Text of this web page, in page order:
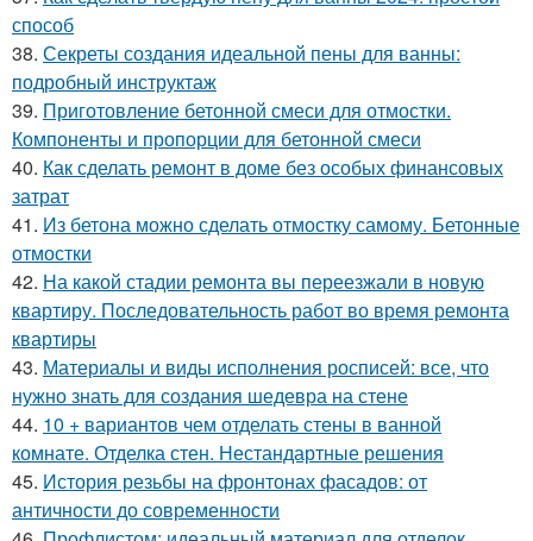
способ
38. Секреты создания идеальной пены для ванны:
подробный инструктаж
39. Приготовление бетонной смеси для отмостки.
Компоненты и пропорции для бетонной смеси
40. Как сделать ремонт в доме без особых финансовых
затрат
41. Из бетона можно сделать отмостку самому. Бетонные
отмостки
42. На какой стадии ремонта вы переезжали в новую
квартиру. Последовательность работ во время ремонта
квартиры
43. Материалы и виды исполнения росписей: все, что
нужно знать для создания шедевра на стене
44. 10 + вариантов чем отделать стены в ванной
комнате. Отделка стен. Нестандартные решения
45. История резьбы на фронтонах фасадов: от
античности до современности